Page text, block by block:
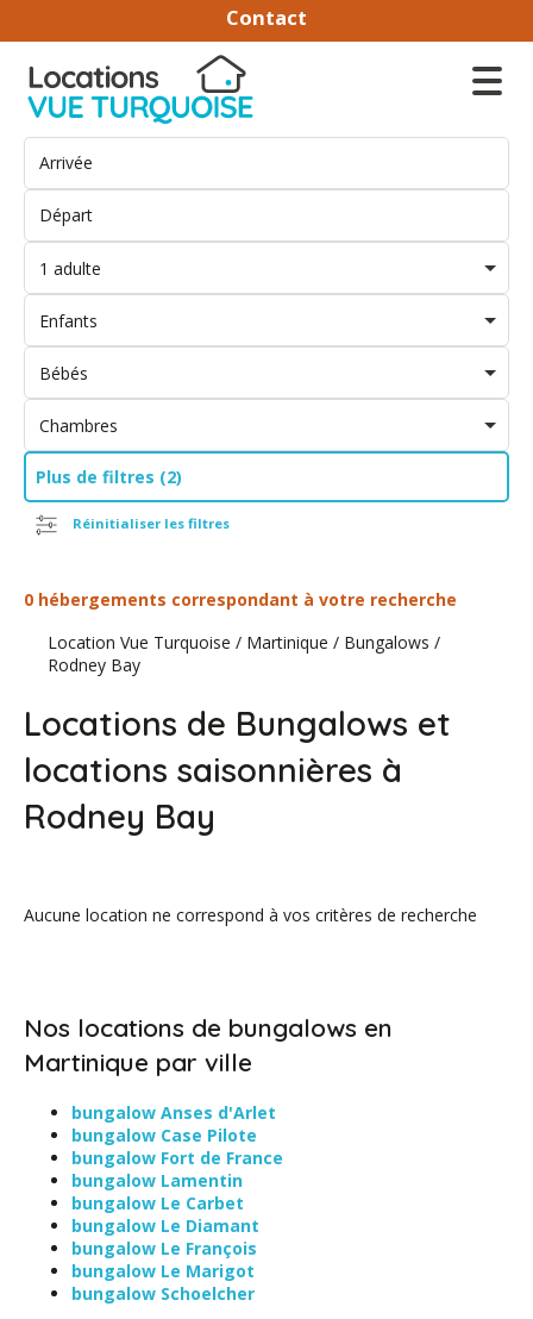
Contact
1 adulte
Enfants
Bébés
Chambres
Plus de filtres (2)
Réinitialiser les filtres
0 hébergements correspondant à votre recherche
Location Vue Turquoise / Martinique / Bungalows /
Rodney Bay
Locations de Bungalows et
locations saisonnières à
Rodney Bay
Aucune location ne correspond à vos critères de recherche
Nos locations de bungalows en
Martinique par ville
bungalow Anses d'Arlet
bungalow Case Pilote
bungalow Fort de France
bungalow Lamentin
bungalow Le Carbet
bungalow Le Diamant
bungalow Le François
bungalow Le Marigot
bungalow Schoelcher